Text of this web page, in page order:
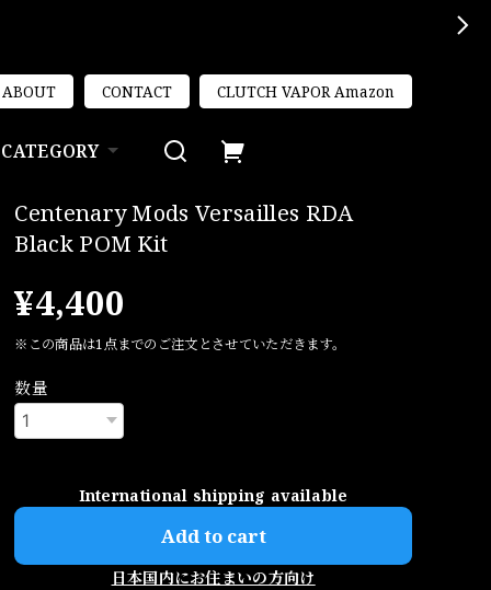
ABOUT CONTACT CLUTCH VAPOR Amazon
CATEGORY
Centenary Mods Versailles RDA
Black POM Kit
¥4,400
※この商品は1点までのご注文とさせていただきます。
数量
International shipping available
Add to cart
日本国内にお住まいの方向け